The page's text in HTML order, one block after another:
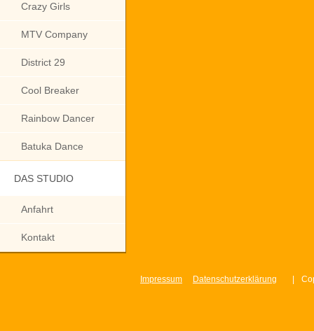
Crazy Girls
MTV Company
District 29
Cool Breaker
Rainbow Dancer
Batuka Dance
DAS STUDIO
Anfahrt
Kontakt
Impressum Datenschutzerklärung